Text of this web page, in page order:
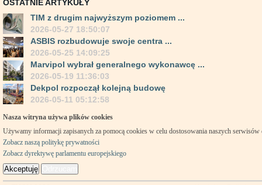
OSTATNIE ARTYKUŁY
TIM z drugim najwyższym poziomem ...
2026-05-27 18:50:07
ASBIS rozbudowuje swoje centra ...
2026-05-25 14:09:25
Marvipol wybrał generalnego wykonawcę ...
2026-05-19 11:36:03
Dekpol rozpoczął kolejną budowę
2026-05-11 05:12:58
Nasza witryna używa plików cookies
Używamy informacji zapisanych za pomocą cookies w celu dostosowania naszych
Zobacz naszą politykę prywatności
Zobacz dyrektywę parlamentu europejskiego
Akceptuję